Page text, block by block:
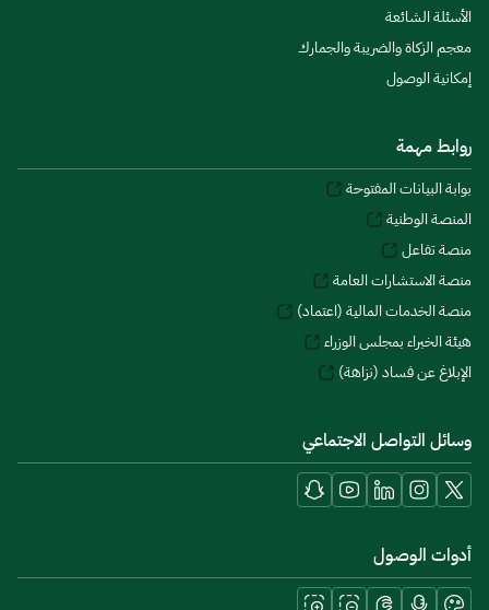
الأسئلة الشائعة
معجم الزكاة والضريبة والجمارك
إمكانية الوصول
روابط مهمة
بوابة البيانات المفتوحة
المنصة الوطنية
منصة تفاعل
منصة الاستشارات العامة
منصة الخدمات المالية (اعتماد)
هيئة الخبراء بمجلس الوزراء
الإبلاغ عن فساد (نزاهة)
وسائل التواصل الاجتماعي
أدوات الوصول